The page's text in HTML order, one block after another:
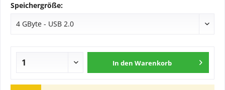
Speichergröße:
In den Warenkorb